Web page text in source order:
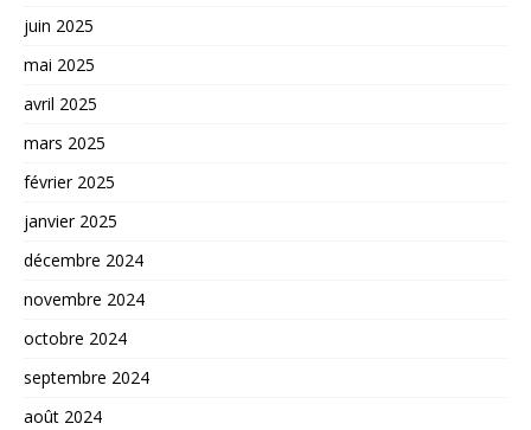
juin 2025
mai 2025
avril 2025
mars 2025
février 2025
janvier 2025
décembre 2024
novembre 2024
octobre 2024
septembre 2024
août 2024